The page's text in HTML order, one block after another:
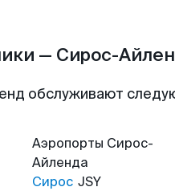
— Сирос-
обслуживают
Аэропорты Сирос-
Айленда
Сирос JSY